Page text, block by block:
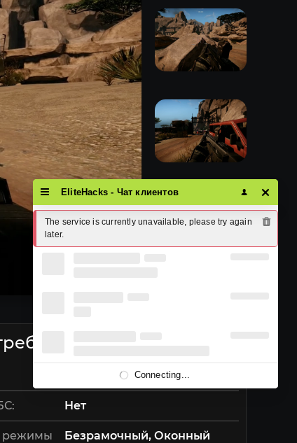
Нет
режимы
Безрамочный, Оконный
EliteHacks - Чат клиентов
The service is currently unavailable, please try again
later.
Connecting...